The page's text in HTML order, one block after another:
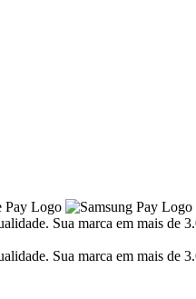
Sua marca em mais de
Sua marca em mais de